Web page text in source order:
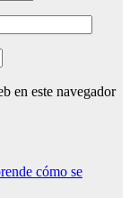
en este navegador
cómo se